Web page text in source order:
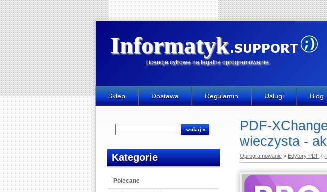
Informatyk
Licencje cyfrowe na legalne oprogramowanie.
Sklep Dostawa Regulamin Usługi Blog
Kategorie
Polecane
PDF-
wieczysta -
Oprogramowanie » Edytory PDF »